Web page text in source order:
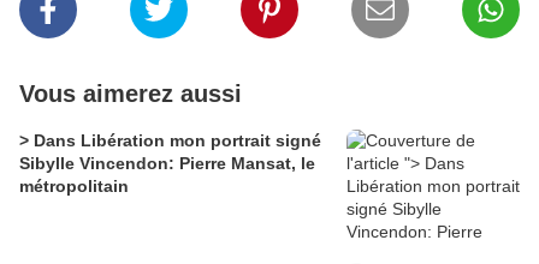
Vous aimerez aussi
> Dans Libération mon portrait signé
Sibylle Vincendon: Pierre Mansat, le
métropolitain